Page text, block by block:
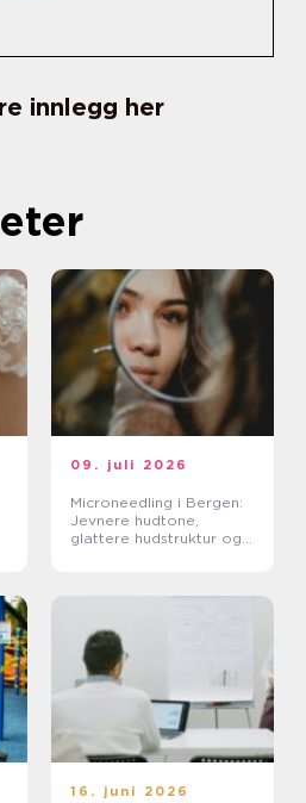
innlegg her
09. juli 2026
Microneedling i Bergen:
Jevnere hudtone,
glattere hudstruktur og
16. juni 2026